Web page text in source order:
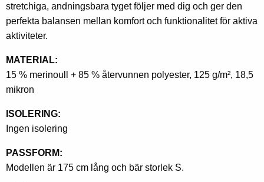
stretchiga, andningsbara tyget följer med dig och ger den
perfekta balansen mellan komfort och funktionalitet för aktiva
aktiviteter.
MATERIAL:
15 % merinoull + 85 % återvunnen polyester, 125 g/m², 18,5
mikron
ISOLERING:
Ingen isolering
PASSFORM:
Modellen är 175 cm lång och bär storlek S.